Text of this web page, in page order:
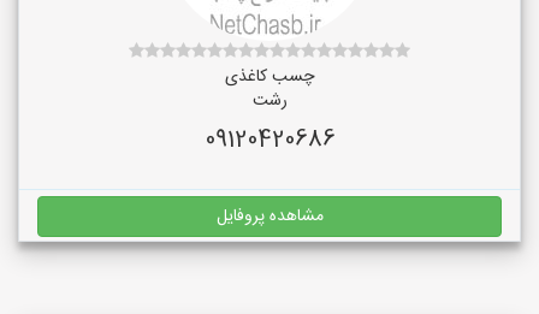
چسب کاغذی
رشت
09120420686
مشاهده پروفایل